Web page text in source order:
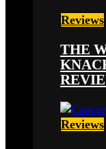
Reviews
THE
Reviews